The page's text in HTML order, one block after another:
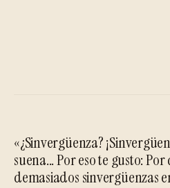
«¿Sinvergüenza?
suena... Por eso te gusto:
demasiados sinvergüenzas